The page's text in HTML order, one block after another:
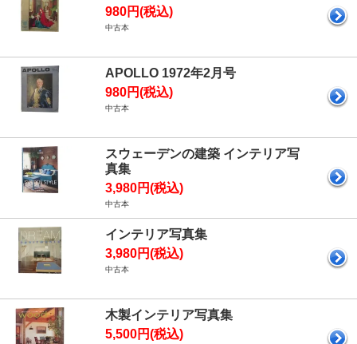
980円(税込)
中古本
APOLLO 1972年2月号
980円(税込)
中古本
スウェーデンの建築 インテリア写
真集
3,980円(税込)
中古本
インテリア写真集
3,980円(税込)
中古本
木製インテリア写真集
5,500円(税込)